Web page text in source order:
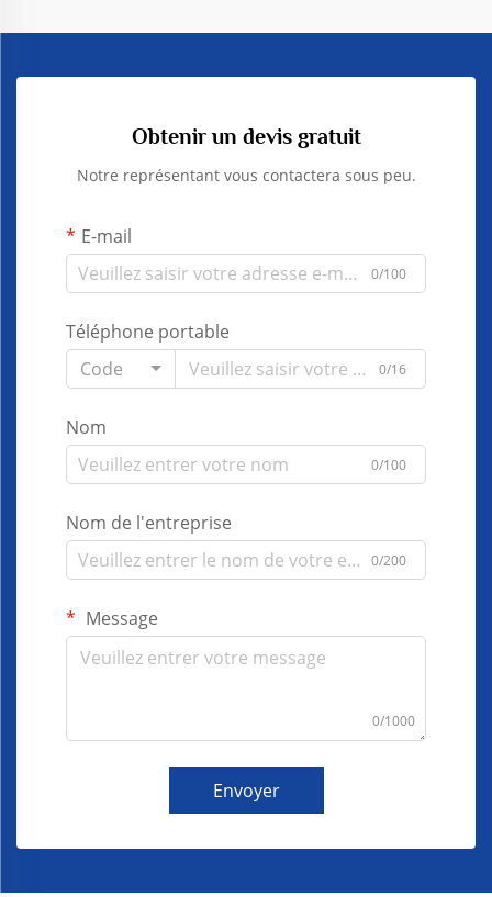
Obtenir un devis gratuit
Notre représentant vous contactera sous peu.
E-mail
0/100
Téléphone portable
Code
0/16
Nom
0/100
Nom de l'entreprise
0/200
Message
0/1000
Envoyer